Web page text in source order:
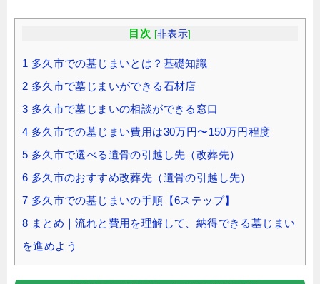
目次 [非表示]
1 多久市での墓じまいとは？基礎知識
2 多久市で墓じまいができる石材店
3 多久市で墓じまいの相談ができる窓口
4 多久市での墓じまい費用は30万円〜150万円程度
5 多久市で選べる遺骨の引越し先（改葬先）
6 多久市のおすすめ改葬先（遺骨の引越し先）
7 多久市での墓じまいの手順【6ステップ】
8 まとめ｜流れと費用を理解して、納得できる墓じまい
を進めよう